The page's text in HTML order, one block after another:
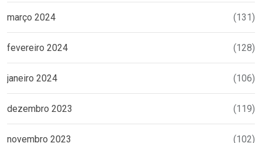
março 2024 (131)
fevereiro 2024 (128)
janeiro 2024 (106)
dezembro 2023 (119)
novembro 2023 (102)